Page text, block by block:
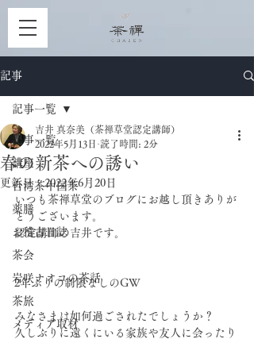
記事
記事一覧
講座
台湾茶中国茶
薬膳
お稽古日誌
茶会
岩咲ナオコの茶話
茶旅
メディア取材
記事一覧
春の新茶への誘い
吉井 真奈美（茶禅草堂認定講師）
2022年5月13日 読了時間: 2分
更新日：2022年6月20日
いつも茶禅草堂のブログにお越し頂きありが
とうございます。
認定講師の吉井です。
2年ぶりの制限なしのGW
みなさまは如何過ごされたでしょうか？
久しぶりに遠くにいる家族や友人に会ったり